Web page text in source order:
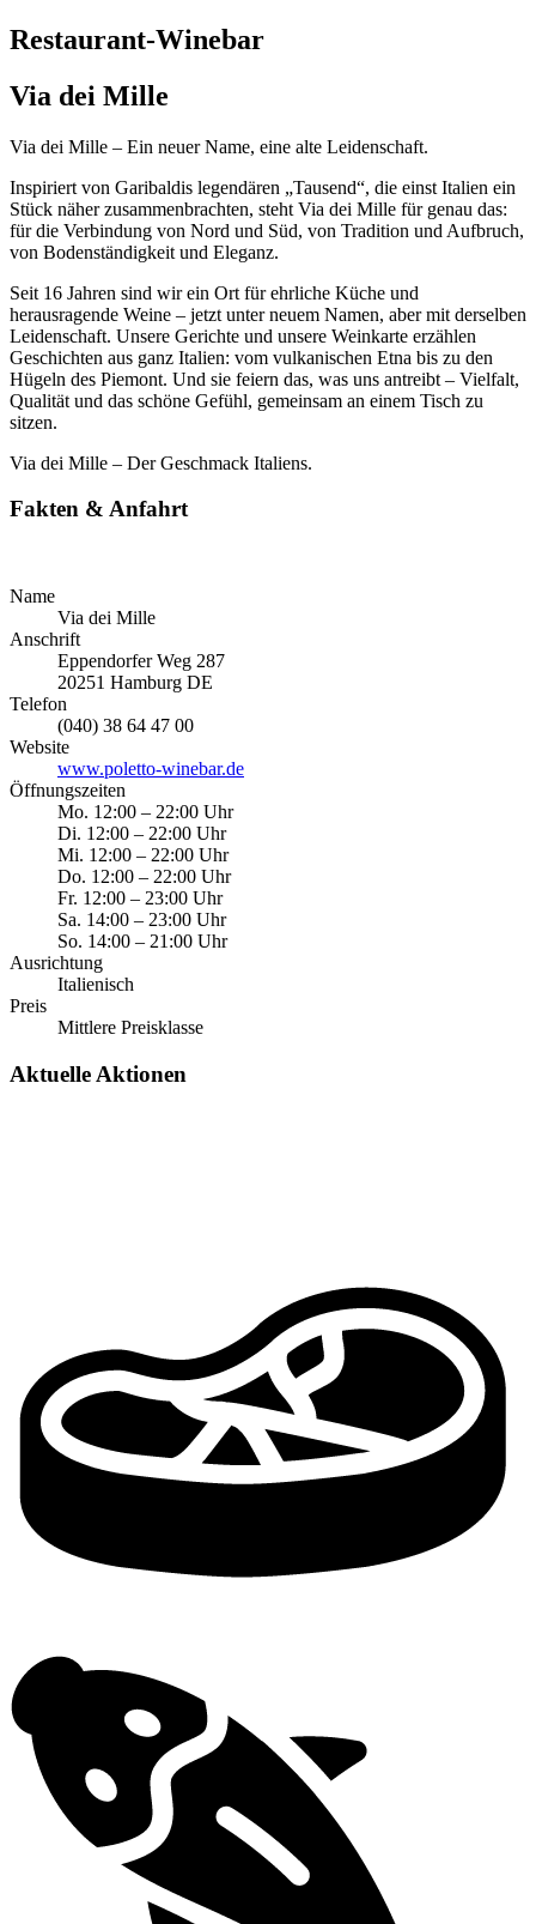
Restaurant-Winebar
Via dei Mille
Via dei Mille – Ein neuer Name, eine alte Leidenschaft.
Inspiriert von Garibaldis legendären „Tausend“, die einst Italien ein
Stück näher zusammenbrachten, steht Via dei Mille für genau das:
für die Verbindung von Nord und Süd, von Tradition und Aufbruch,
von Bodenständigkeit und Eleganz.
Seit 16 Jahren sind wir ein Ort für ehrliche Küche und
herausragende Weine – jetzt unter neuem Namen, aber mit derselben
Leidenschaft. Unsere Gerichte und unsere Weinkarte erzählen
Geschichten aus ganz Italien: vom vulkanischen Etna bis zu den
Hügeln des Piemont. Und sie feiern das, was uns antreibt – Vielfalt,
Qualität und das schöne Gefühl, gemeinsam an einem Tisch zu
sitzen.
Via dei Mille – Der Geschmack Italiens.
Fakten & Anfahrt
Name
Via dei Mille
Anschrift
Eppendorfer Weg 287
20251 Hamburg DE
Telefon
(040) 38 64 47 00
Website
www.poletto-winebar.de
Öffnungszeiten
Mo. 12:00 – 22:00 Uhr
Di. 12:00 – 22:00 Uhr
Mi. 12:00 – 22:00 Uhr
Do. 12:00 – 22:00 Uhr
Fr. 12:00 – 23:00 Uhr
Sa. 14:00 – 23:00 Uhr
So. 14:00 – 21:00 Uhr
Ausrichtung
Italienisch
Preis
Mittlere Preisklasse
Aktuelle Aktionen